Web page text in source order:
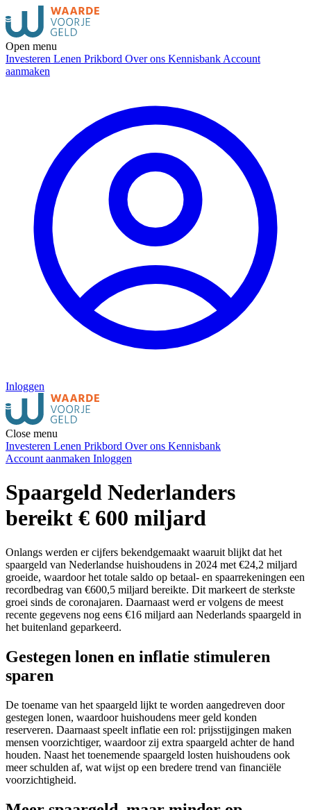
Open menu
Investeren Lenen Prikbord Over ons Kennisbank Account
aanmaken
Inloggen
Close menu
Investeren Lenen Prikbord Over ons Kennisbank
Account aanmaken Inloggen
Spaargeld Nederlanders
bereikt € 600 miljard
Onlangs werden er cijfers bekendgemaakt waaruit blijkt dat het
spaargeld van Nederlandse huishoudens in 2024 met €24,2 miljard
groeide, waardoor het totale saldo op betaal- en spaarrekeningen een
recordbedrag van €600,5 miljard bereikte. Dit markeert de sterkste
groei sinds de coronajaren. Daarnaast werd er volgens de meest
recente gegevens nog eens €16 miljard aan Nederlands spaargeld in
het buitenland geparkeerd.
Gestegen lonen en inflatie stimuleren
sparen
De toename van het spaargeld lijkt te worden aangedreven door
gestegen lonen, waardoor huishoudens meer geld konden
reserveren. Daarnaast speelt inflatie een rol: prijsstijgingen maken
mensen voorzichtiger, waardoor zij extra spaargeld achter de hand
houden. Naast het toenemende spaargeld losten huishoudens ook
meer schulden af, wat wijst op een bredere trend van financiële
voorzichtigheid.